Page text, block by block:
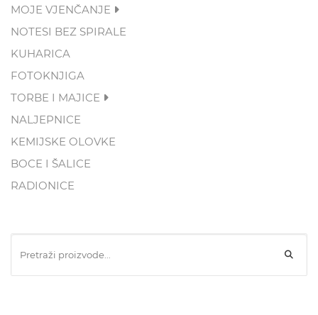
MOJE VJENČANJE
NOTESI BEZ SPIRALE
KUHARICA
FOTOKNJIGA
TORBE I MAJICE
NALJEPNICE
KEMIJSKE OLOVKE
BOCE I ŠALICE
RADIONICE